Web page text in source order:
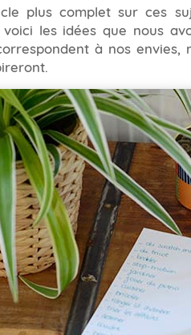
plus complet sur ces
voici les idées que nous
à nos envies,